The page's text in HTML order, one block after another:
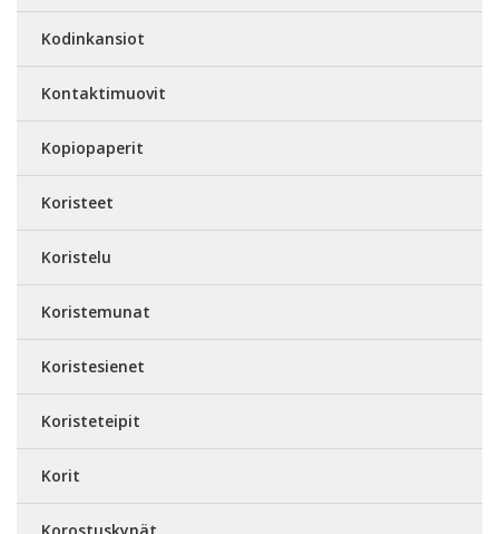
Kodinkansiot
Kontaktimuovit
Kopiopaperit
Koristeet
Koristelu
Koristemunat
Koristesienet
Koristeteipit
Korit